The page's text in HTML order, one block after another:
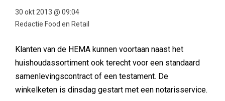
30 okt 2013 @ 09:04
Redactie Food en Retail
Klanten van de HEMA kunnen voortaan naast het
huishoudassortiment ook terecht voor een standaard
samenlevingscontract of een testament. De
winkelketen is dinsdag gestart met een notarisservice.